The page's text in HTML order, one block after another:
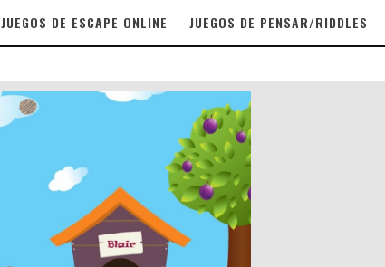
JUEGOS DE ESCAPE ONLINE JUEGOS DE PENSAR/RIDDLES